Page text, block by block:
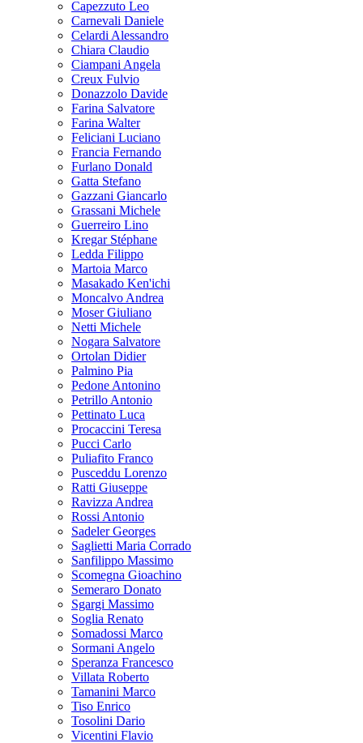
Capezzuto Leo
Carnevali Daniele
Celardi Alessandro
Chiara Claudio
Ciampani Angela
Creux Fulvio
Donazzolo Davide
Farina Salvatore
Farina Walter
Feliciani Luciano
Francia Fernando
Furlano Donald
Gatta Stefano
Gazzani Giancarlo
Grassani Michele
Guerreiro Lino
Kregar Stéphane
Ledda Filippo
Martoia Marco
Masakado Ken'ichi
Moncalvo Andrea
Moser Giuliano
Netti Michele
Nogara Salvatore
Ortolan Didier
Palmino Pia
Pedone Antonino
Petrillo Antonio
Pettinato Luca
Procaccini Teresa
Pucci Carlo
Puliafito Franco
Pusceddu Lorenzo
Ratti Giuseppe
Ravizza Andrea
Rossi Antonio
Sadeler Georges
Saglietti Maria Corrado
Sanfilippo Massimo
Scomegna Gioachino
Semeraro Donato
Sgargi Massimo
Soglia Renato
Somadossi Marco
Sormani Angelo
Speranza Francesco
Villata Roberto
Tamanini Marco
Tiso Enrico
Tosolini Dario
Vicentini Flavio